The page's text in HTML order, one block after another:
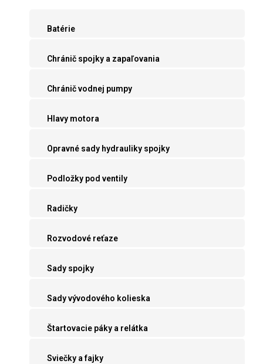
Batérie
Chránič spojky a zapaľovania
Chránič vodnej pumpy
Hlavy motora
Opravné sady hydrauliky spojky
Podložky pod ventily
Radičky
Rozvodové reťaze
Sady spojky
Sady vývodového kolieska
Štartovacie páky a relátka
Sviečky a fajky